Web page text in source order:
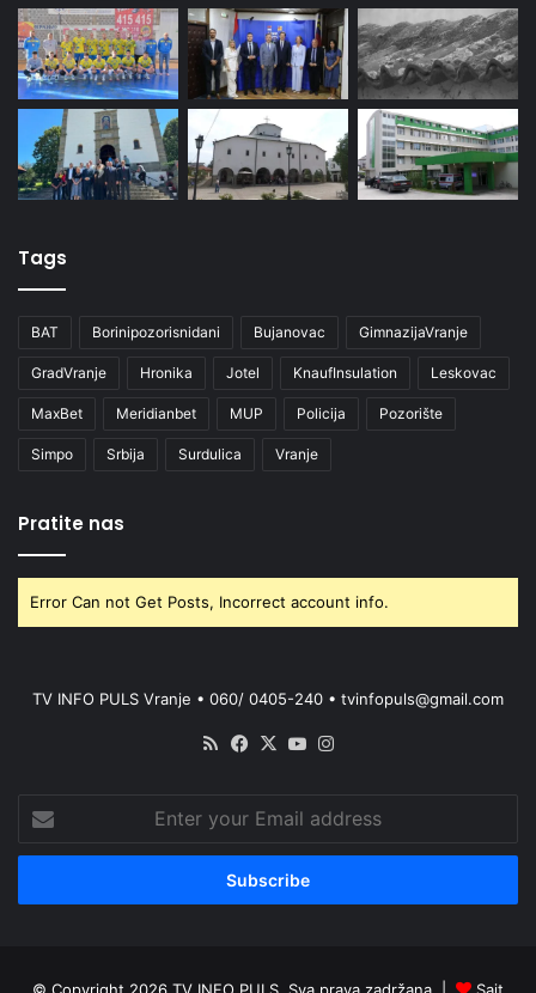
Tags
BAT Borinipozorisnidani Bujanovac GimnazijaVranje
GradVranje Hronika Jotel KnaufInsulation Leskovac
MaxBet Meridianbet MUP Policija Pozorište
Simpo Srbija Surdulica Vranje
Pratite nas
Error Can not Get Posts, Incorrect account info.
TV INFO PULS Vranje • 060/ 0405-240 • tvinfopuls@gmail.com
RSS Facebook
X YouTube
your
Email
© Copyright 2026 TV INFO PULS. Sva prava zadržana. | Sajt